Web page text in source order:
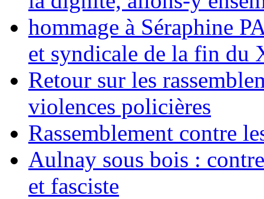
hommage à Séraphine
et syndicale de la fin du
Retour sur les
violences policières
Rassemblement contre
Aulnay sous bois :
et fasciste